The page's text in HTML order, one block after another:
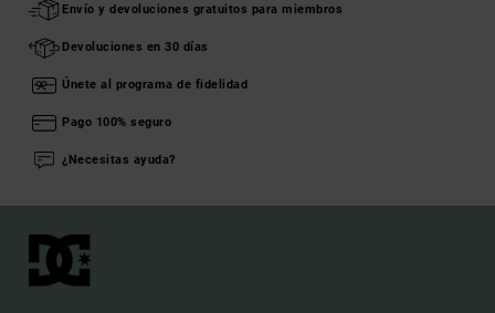
Envío y devoluciones gratuitos para miembros
Devoluciones en 30 días
Únete al programa de fidelidad
Pago 100% seguro
¿Necesitas ayuda?